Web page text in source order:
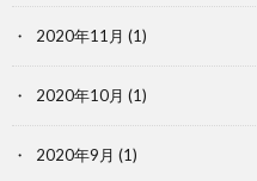
2020年11月 (1)
2020年10月 (1)
2020年9月 (1)